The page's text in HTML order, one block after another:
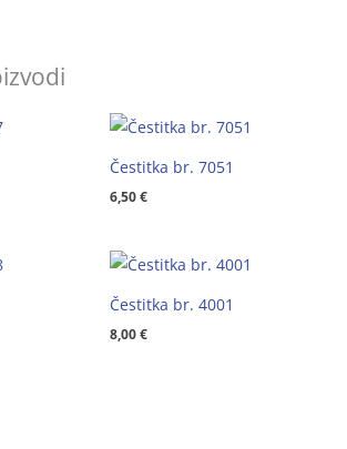
Čestitka br. 7051
6,50€
Čestitka br. 4001
8,00€